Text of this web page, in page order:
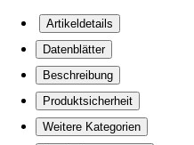
Artikeldetails
Datenblätter
Beschreibung
Produktsicherheit
Weitere Kategorien